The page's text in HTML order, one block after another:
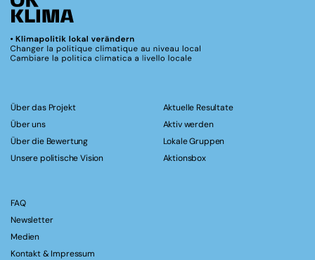
Über das Projekt
Über uns
Über die Bewertung
Unsere politische Vision
Aktuelle Resultate
Aktiv werden
Lokale Gruppen
Aktionsbox
FAQ
Newsletter
Medien
Kontakt & Impressum